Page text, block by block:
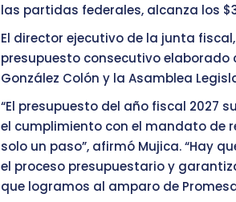
las partidas federales, alcanza los
El director ejecutivo de la junta
presupuesto consecutivo
González Colón y la Asamblea
“El presupuesto del año fiscal 2027
el cumplimiento con el mandato de
solo un paso”, afirmó Mujica. “Hay
el proceso presupuestario y
que logramos al amparo de